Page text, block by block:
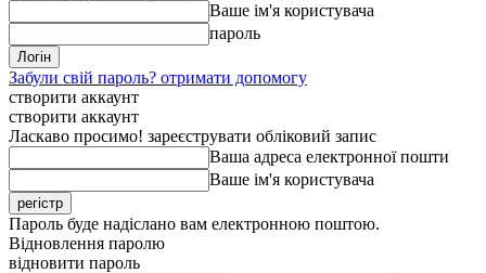
Ваше ім'я користувача
пароль
Забули свій пароль? отримати допомогу
створити аккаунт
створити аккаунт
Ласкаво просимо! зареєструвати обліковий запис
Ваша адреса електронної пошти
Ваше ім'я користувача
Пароль буде надіслано вам електронною поштою.
Відновлення паролю
відновити пароль